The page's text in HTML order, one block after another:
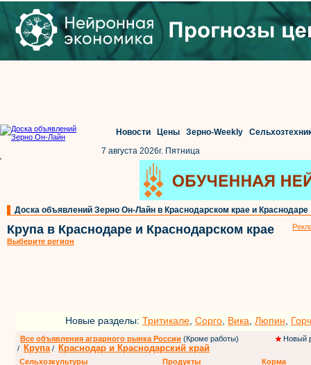
Новости Цены Зерно-Weekly
7 августа 2026г. Пятница
'
Доска объявлений Зерно Он-Лайн в Краснодарском крае и Краснодаре
Крупа в Краснодаре и Краснодарском крае
Выберите регион
Новые разделы: Тритикале Сорго Вика Люпин
Все объявления аграрного рынка России (Кроме работы)
Новый
/
Крупа / Краснодар и Краснодарский край
Сельхозкультуры
Продукты
Корма